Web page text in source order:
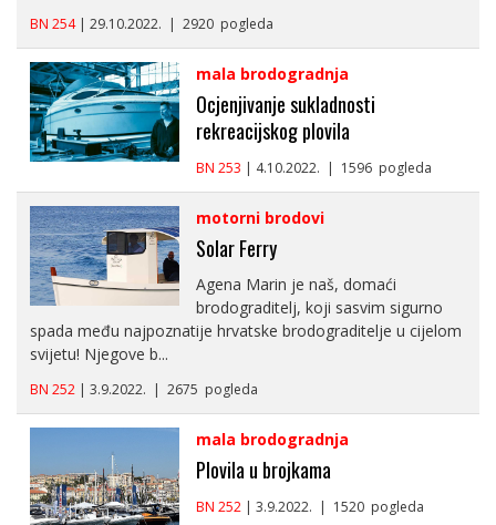
BN 254 | 29.10.2022. | 2920 pogleda
mala brodogradnja
Ocjenjivanje sukladnosti
rekreacijskog plovila
BN 253 | 4.10.2022. | 1596 pogleda
motorni brodovi
Solar Ferry
Agena Marin je naš, domaći
brodograditelj, koji sasvim sigurno
spada među najpoznatije hrvatske brodograditelje u cijelom
svijetu! Njegove b...
BN 252 | 3.9.2022. | 2675 pogleda
mala brodogradnja
Plovila u brojkama
BN 252 | 3.9.2022. | 1520 pogleda